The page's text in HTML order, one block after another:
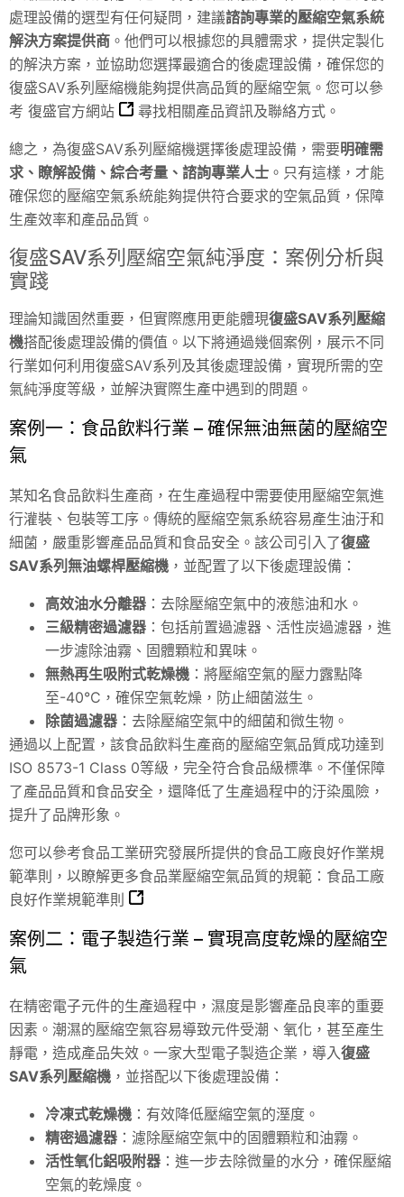
處理設備的選型有任何疑問，建議諮詢專業的壓縮空氣系統
解決方案提供商 。他們可以根據您的具體需求，提供定製化
的解決方案，並協助您選擇最適合的後處理設備，確保您的
復盛SAV系列壓縮機能夠提供高品質的壓縮空氣。您可以參
考 復盛官方網站 尋找相關產品資訊及聯絡方式。
總之，為復盛SAV系列壓縮機選擇後處理設備，需要明確需
求、瞭解設備、綜合考量、諮詢專業人士 。只有這樣，才能
確保您的壓縮空氣系統能夠提供符合要求的空氣品質，保障
生產效率和產品品質。
復盛SAV系列壓縮空氣純淨度：案例分析與
實踐
理論知識固然重要，但實際應用更能體現復盛SAV系列壓縮
機搭配後處理設備的價值。以下將通過幾個案例，展示不同
行業如何利用復盛SAV系列及其後處理設備，實現所需的空
氣純淨度等級，並解決實際生產中遇到的問題。
案例一：食品飲料行業 – 確保無油無菌的壓縮空
氣
某知名食品飲料生產商，在生產過程中需要使用壓縮空氣進
行灌裝、包裝等工序。傳統的壓縮空氣系統容易產生油汙和
細菌，嚴重影響產品品質和食品安全。該公司引入了復盛
SAV系列無油螺桿壓縮機 ，並配置了以下後處理設備：
高效油水分離器 ：去除壓縮空氣中的液態油和水。
三級精密過濾器 ：包括前置過濾器、活性炭過濾器，進
一步濾除油霧、固體顆粒和異味。
無熱再生吸附式乾燥機 ：將壓縮空氣的壓力露點降
至-40°C，確保空氣乾燥，防止細菌滋生。
除菌過濾器 ：去除壓縮空氣中的細菌和微生物。
通過以上配置，該食品飲料生產商的壓縮空氣品質成功達到
ISO 8573-1 Class 0等級，完全符合食品級標準。不僅保障
了產品品質和食品安全，還降低了生產過程中的汙染風險，
提升了品牌形象。
您可以參考食品工業研究發展所提供的食品工廠良好作業規
範準則，以瞭解更多食品業壓縮空氣品質的規範： 食品工廠
良好作業規範準則
案例二：電子製造行業 – 實現高度乾燥的壓縮空
氣
在精密電子元件的生產過程中，濕度是影響產品良率的重要
因素。潮濕的壓縮空氣容易導致元件受潮、氧化，甚至產生
靜電，造成產品失效。一家大型電子製造企業，導入復盛
SAV系列壓縮機 ，並搭配以下後處理設備：
冷凍式乾燥機 ：有效降低壓縮空氣的溼度。
精密過濾器 ：濾除壓縮空氣中的固體顆粒和油霧。
活性氧化鋁吸附器 ：進一步去除微量的水分，確保壓縮
空氣的乾燥度。